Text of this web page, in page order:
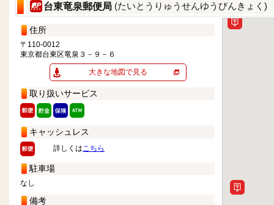
台東竜泉郵便局 (たいとうりゅうせんゆうびんきょく)
住所
〒110-0012
東京都台東区竜泉３－９－６
大きな地図で見る
取り扱いサービス
キャッシュレス
詳しくはこちら
駐車場
なし
備考